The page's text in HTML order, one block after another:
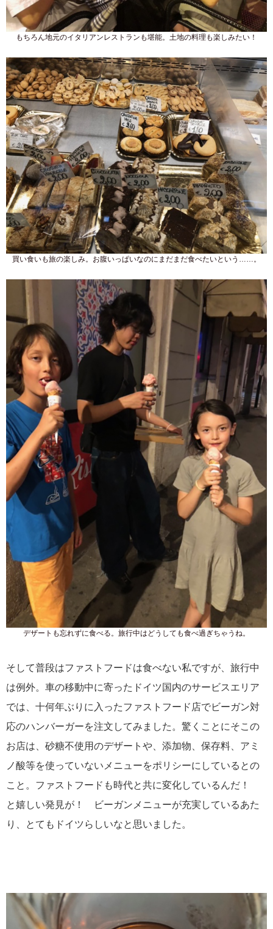
もちろん地元のイタリアンレストランも堪能。土地の料理も楽しみたい！
買い食いも旅の楽しみ。お腹いっぱいなのにまだまだ食べたいという……。
デザートも忘れずに食べる。旅行中はどうしても食べ過ぎちゃうね。
そして普段はファストフードは食べない私ですが、旅行中
は例外。車の移動中に寄ったドイツ国内のサービスエリア
では、十何年ぶりに入ったファストフード店でビーガン対
応のハンバーガーを注文してみました。驚くことにそこの
お店は、砂糖不使用のデザートや、添加物、保存料、アミ
ノ酸等を使っていないメニューをポリシーにしているとの
こと。ファストフードも時代と共に変化しているんだ！
と嬉しい発見が！ ビーガンメニューが充実しているあた
り、とてもドイツらしいなと思いました。